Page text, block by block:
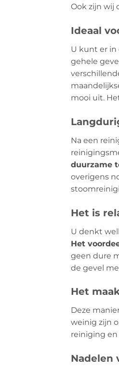
Ook zijn wij
Ideaal
U kunt er in
gehele
mooi uit.
Na een
duurzame
overigens
Het is
U denkt
Het
geen dure
de gevel
Het
Deze
weinig zijn
reiniging en
Nadelen